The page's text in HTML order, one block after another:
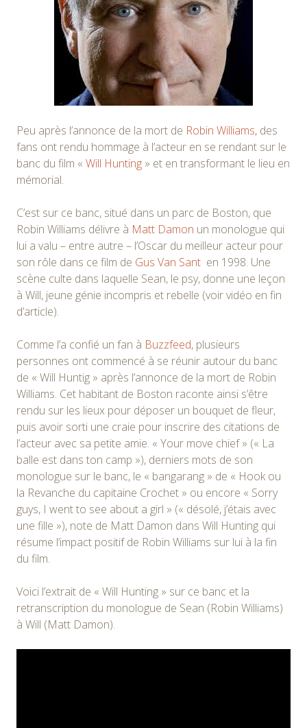
Peu après l’annonce de la mort de Robin Williams, des
fans ont rendu hommage à l’acteur en se rendant sur le
banc du film « Will Hunting » et en transformant le lieu en
mémorial.
C’est sur ce banc, situé dans un parc de Boston, que
Robin Williams délivre à Matt Damon un monologue qui
lui a valu – entre autre – l’Oscar du meilleur acteur pour
son rôle dans ce film de Gus Van Sant en 1998. Une
scène culte dans laquelle Sean, le psy, donne une leçon
à Will, jeune génie incompris et rebelle (voir vidéo en fin
d’article).
Comme l’a confié un fan à Buzzfeed, plusieurs
personnes ont commencé à se réunir autour du banc
de « Will Huntig » après l’annonce de la mort de Robin
Williams. Cet habitant de Boston raconte ainsi s’être
rendu sur les lieux pour déposer un bouquet de fleur,
puis avoir sorti une craie pour inscrire des citations de
l’acteur avec sa petite amie. « Your move chief » (« La
balle est dans ton camp »), derniers mots de son
monologue sur le banc, le « bangarang » de « Hook ou
la Revanche du capitaine Crochet » ou encore « Sorry
guys, I went to see about a girl » (« désolé, j’étais avec
une fille »), note de Matt Damon dans Will Hunting qui
résume l’impact positif de Robin Williams sur lui à la fin
du film.
Voici l’extrait de « Will Hunting » sur ce banc et la
retranscription du monologue de Sean (Robin Williams)
à Will (Matt Damon).